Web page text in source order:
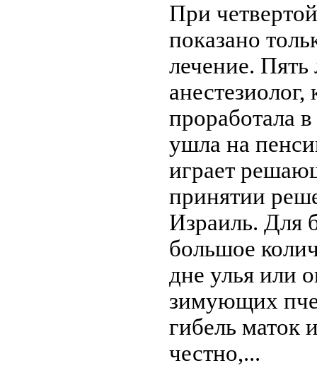
При
показано
лечение. Пять
проработала
ушла на
играет
принятии
Израиль. Для
большое
дне улья или
зимующих
гибель маток
честно,...